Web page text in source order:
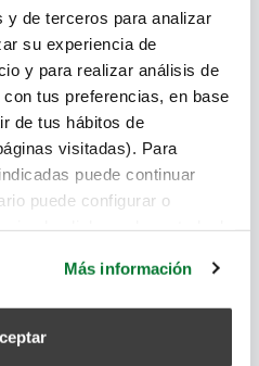
y de terceros para analizar
su experiencia de
y para realizar análisis de
tus preferencias, en base
de tus hábitos de
visitadas). Para
puede continuar
puede configurar o
Más información
convertirse en lo que
térmico, ¿cómo puede
y de qué manera